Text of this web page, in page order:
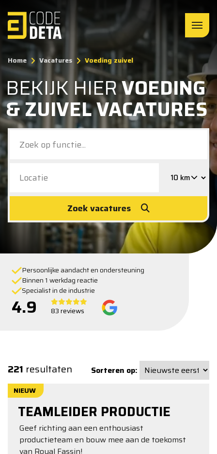
Home Vacatures Voeding zuivel
BEKIJK HIERVOEDING
& ZUIVEL VACATURES
Zoek vacatures
Persoonlijke aandacht en ondersteuning
Binnen 1 werkdag reactie
Specialist in de industrie
4.9 83 reviews
221 resultaten Sorteren op:
NIEUW
TEAMLEIDER PRODUCTIE
Geef richting aan een enthousiast
productieteam en bouw mee aan de toekomst
van Royal Fassin!